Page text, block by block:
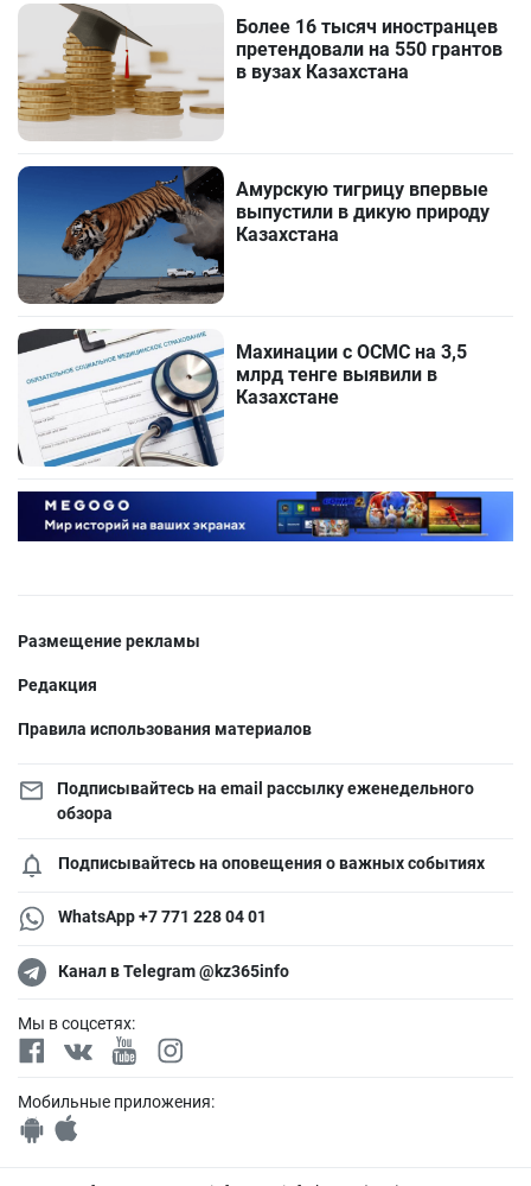
Более 16 тысяч иностранцев
претендовали на 550 грантов
в вузах Казахстана
Амурскую тигрицу впервые
выпустили в дикую природу
Казахстана
Махинации с ОСМС на 3,5
млрд тенге выявили в
Казахстане
Размещение рекламы
Редакция
Правила использования материалов
Подписывайтесь на email рассылку еженедельного
обзора
Подписывайтесь на оповещения о важных событиях
WhatsApp +7 771 228 04 01
Канал в Telegram @kz365info
Мы в соцсетях:
Мобильные приложения: